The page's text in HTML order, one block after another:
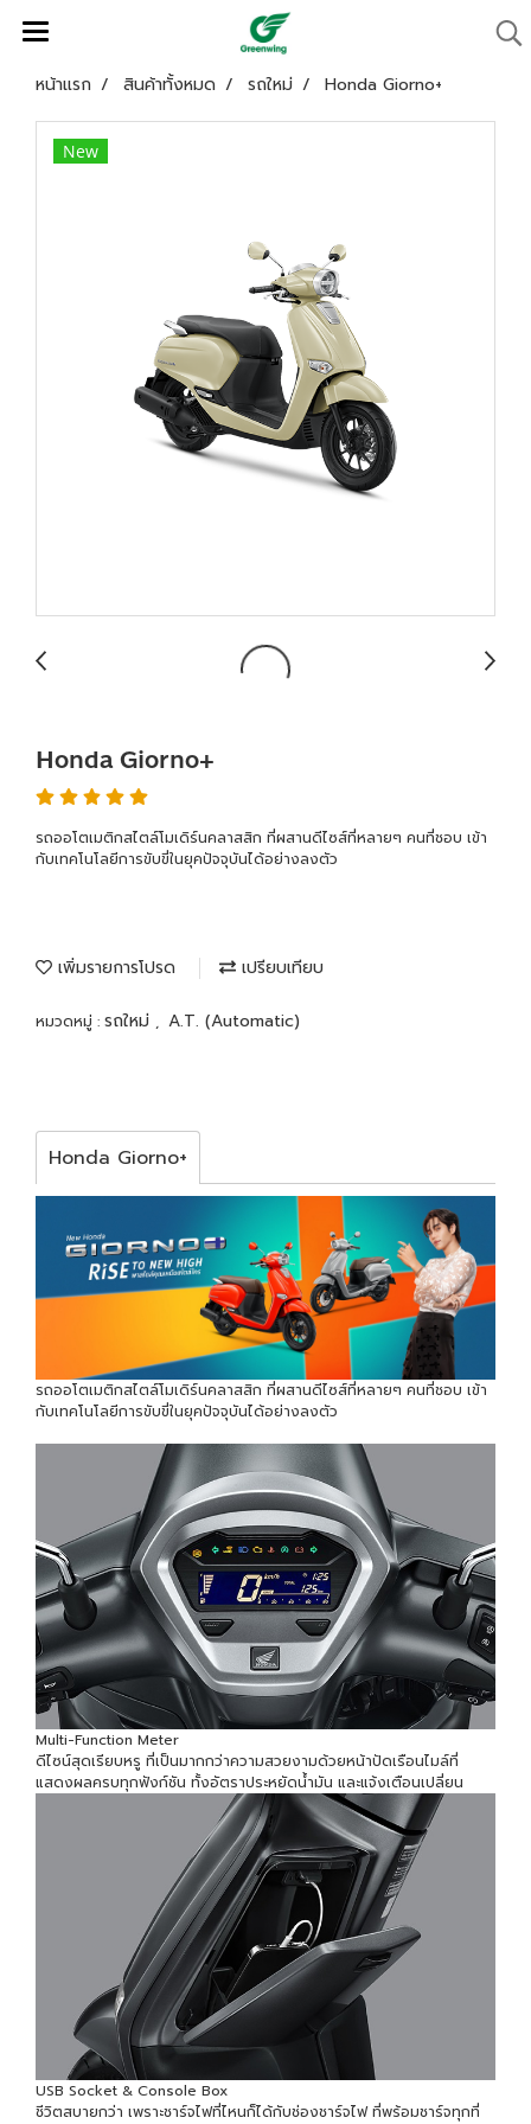
หน้าแรก สินค้าทั้งหมด รถใหม่ Honda Giorno+
New
Honda Giorno+
รถออโตเมติกสไตล์โมเดิร์นคลาสสิก ที่ผสานดีไซส์ที่หลายๆ คนที่ชอบ เข้า
กับเทคโนโลยีการขับขี่ในยุคปัจจุบันได้อย่างลงตัว
เพิ่มรายการโปรด เปรียบเทียบ
หมวดหมู่ : รถใหม่ , A.T. (Automatic)
Honda Giorno+
รถออโตเมติกสไตล์โมเดิร์นคลาสสิก ที่ผสานดีไซส์ที่หลายๆ คนที่ชอบ เข้า
กับเทคโนโลยีการขับขี่ในยุคปัจจุบันได้อย่างลงตัว
Multi-Function Meter
ดีไซน์สุดเรียบหรู ที่เป็นมากกว่าความสวยงามด้วยหน้าปัดเรือนไมล์ที่
แสดงผลครบทุกฟังก์ชัน ทั้งอัตราประหยัดน้ำมัน และแจ้งเตือนเปลี่ยน
USB Socket & Console Box
ชีวิตสบายกว่า เพราะชาร์จไฟที่ไหนก็ได้กับช่องชาร์จไฟ ที่พร้อมชาร์จทุกที่